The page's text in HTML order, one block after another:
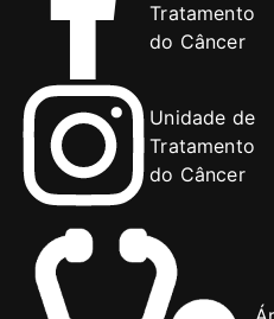
Tratamento
do Câncer
Unidade de
Tratamento
do Câncer